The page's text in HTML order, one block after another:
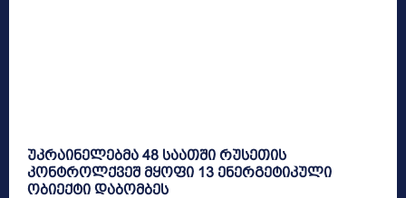
უკრაინელებმა 48 საათში რუსეთის
კონტროლქვეშ მყოფი 13 ენერგეტიკული
ობიექტი დაბომბეს